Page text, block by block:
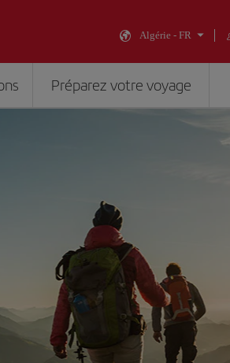
Algérie - FR
Préparez votre voyage